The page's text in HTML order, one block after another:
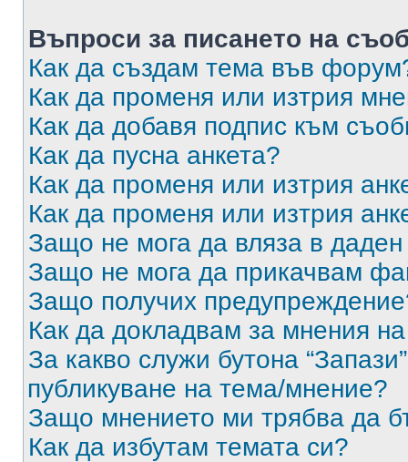
Въпроси за писането на
Как да създам тема във
Как да променя или изтрия
Как да добавя подпис към
Как да пусна анкета?
Как да променя или изтрия
Как да променя или изтрия
Защо не мога да вляза в
Защо не мога да прикачвам
Защо получих
Как да докладвам за мнения
За какво служи бутона
публикуване на тема/мнение?
Защо мнението ми трябва да
Как да избутам темата си?